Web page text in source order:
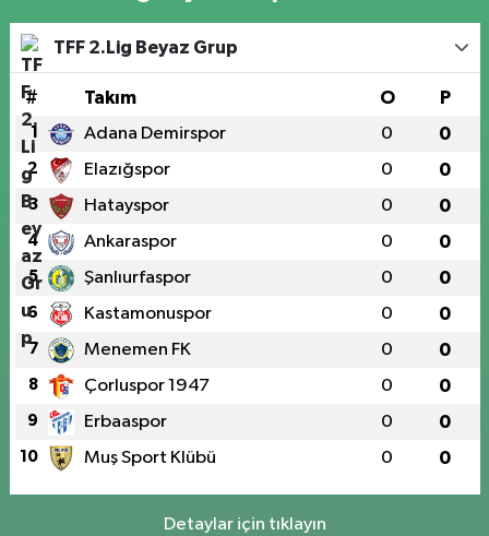
TFF 2.Lig Beyaz Grup
# Takım O P
1 Adana Demirspor 0 0
2 Elazığspor 0 0
3 Hatayspor 0 0
4 Ankaraspor 0 0
5 Şanlıurfaspor 0 0
6 Kastamonuspor 0 0
7 Menemen FK 0 0
8 Çorluspor 1947 0 0
9 Erbaaspor 0 0
10 Muş Sport Klübü 0 0
Detaylar için tıklayın